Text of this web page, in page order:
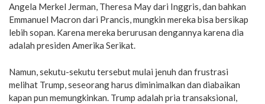
Angela Merkel Jerman, Theresa May dari Inggris, dan bahkan
Emmanuel Macron dari Prancis, mungkin mereka bisa bersikap
lebih sopan. Karena mereka berurusan dengannya karena dia
adalah presiden Amerika Serikat.
Namun, sekutu-sekutu tersebut mulai jenuh dan frustrasi
melihat Trump, seseorang harus diminimalkan dan diabaikan
kapan pun memungkinkan. Trump adalah pria transaksional,